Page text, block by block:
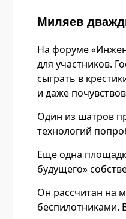
Миляев
На форуме
для участников.
сыграть в
и даже
Один из шатров
технологий
Еще одна
будущего»
Он рассчитан на
беспилотниками.